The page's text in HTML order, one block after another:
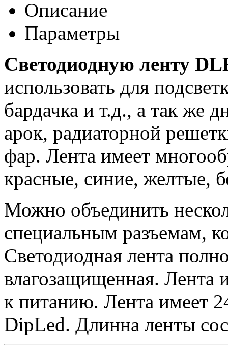
Описание
Параметры
Светодиодную ленту
использовать для
бардачка и т.д., а так же
арок, радиаторной
фар. Лента имеет
красные, синие, желтые,
Можно объединить
специальным разъемам,
Светодиодная лента
влагозащищенная. Лента
к питанию. Лента имеет
DipLed. Длинна ленты